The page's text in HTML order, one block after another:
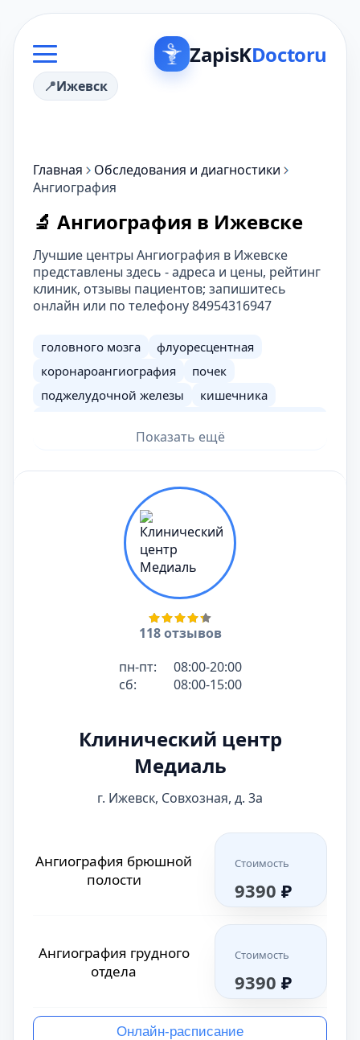
ZapisKDoctoru
Ижевск
Главная
Обследования и диагностики
Ангиография
🔬 Ангиография в Ижевске
Лучшие центры Ангиография в Ижевске
представлены здесь - адреса и цены, рейтинг
клиник, отзывы пациентов; запишитесь
онлайн или по телефону 84954316947
головного мозга
флуоресцентная
коронароангиография
почек
поджелудочной железы
кишечника
легких
периферическая
Показать ещё
118 отзывов
пн-пт:
08:00-20:00
сб:
08:00-15:00
Клинический центр
Медиаль
г. Ижевск, Совхозная, д. 3а
Ангиография брюшной
полости
Стоимость
9390 ₽
Ангиография грудного
отдела
Стоимость
9390 ₽
Онлайн-расписание